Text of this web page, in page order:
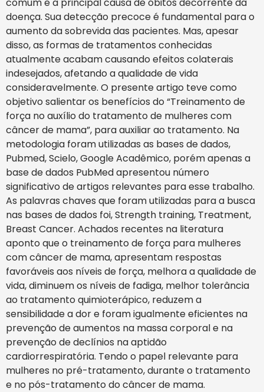
doença. Sua detecção precoce é fundamental para o
aumento da sobrevida das pacientes. Mas, apesar
disso, as formas de tratamentos conhecidas
atualmente acabam causando efeitos colaterais
indesejados, afetando a qualidade de vida
consideravelmente. O presente artigo teve como
objetivo salientar os benefícios do “Treinamento de
força no auxílio do tratamento de mulheres com
câncer de mama”, para auxiliar ao tratamento. Na
metodologia foram utilizadas as bases de dados,
Pubmed, Scielo, Google Acadêmico, porém apenas a
base de dados PubMed apresentou número
significativo de artigos relevantes para esse trabalho.
As palavras chaves que foram utilizadas para a busca
nas bases de dados foi, Strength training, Treatment,
Breast Cancer. Achados recentes na literatura
aponto que o treinamento de força para mulheres
com câncer de mama, apresentam respostas
favoráveis aos níveis de força, melhora a qualidade de
vida, diminuem os níveis de fadiga, melhor tolerância
ao tratamento quimioterápico, reduzem a
sensibilidade a dor e foram igualmente eficientes na
prevenção de aumentos na massa corporal e na
prevenção de declínios na aptidão
cardiorrespiratória. Tendo o papel relevante para
mulheres no pré-tratamento, durante o tratamento
e no pós-tratamento do câncer de mama.